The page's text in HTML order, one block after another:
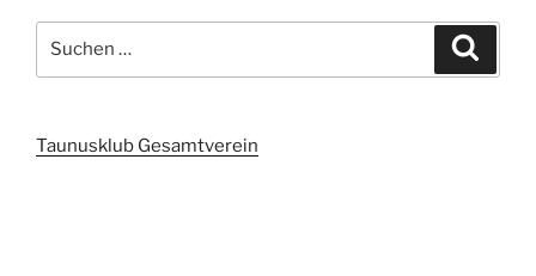
nach:
Taunusklub Gesamtverein